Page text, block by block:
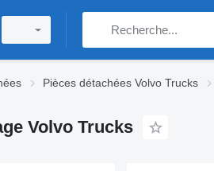
Pièces détachées Volvo Trucks
Volvo Trucks